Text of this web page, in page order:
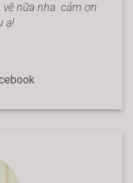
nữa nha. cảm ơn
ạ!